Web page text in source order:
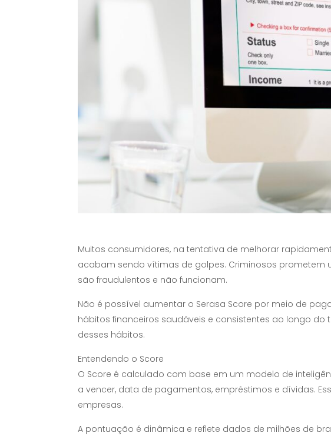
Muitos consumidores, na tentativa de melhorar
acabam sendo vítimas de golpes. Criminosos
são fraudulentos e não funcionam.
Não é possível aumentar o Serasa Score por meio de
hábitos financeiros saudáveis e consistentes ao longo
desses hábitos.
Entendendo o Score
O Score é calculado com base em um modelo de
a vencer, data de pagamentos, empréstimos e dívidas.
empresas.
A pontuação é dinâmica e reflete dados de milhões de